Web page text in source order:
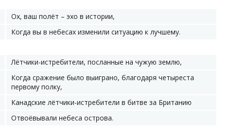
Ох, ваш полёт – эхо в истории,
Когда вы в небесах изменили ситуацию к лучшему.
Лётчики-истребители, посланные на чужую землю,
Когда сражение было выиграно, благодаря четыреста
первому полку,
Канадские лётчики-истребители в битве за Британию
Отвоёвывали небеса острова.